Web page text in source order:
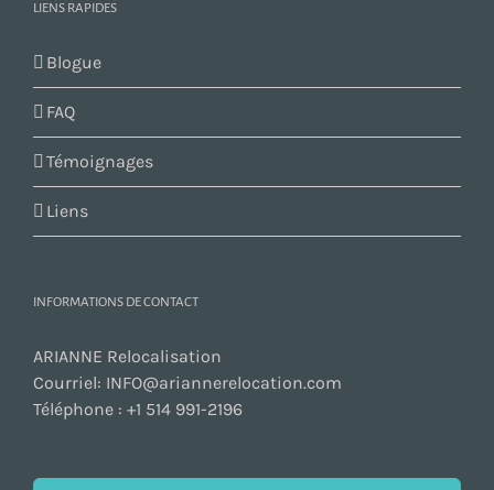
LIENS RAPIDES
Blogue
FAQ
Témoignages
Liens
INFORMATIONS DE CONTACT
ARIANNE Relocalisation
Courriel: INFO@ariannerelocation.com
Téléphone : +1 514 991-2196